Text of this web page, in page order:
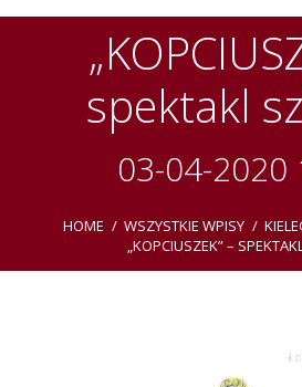
spektakl
03-04-2020
HOME WSZYSTKIE WPISY
„KOPCIUSZEK” –
Festiwal
Kurs instruktorski
Sprawozdania